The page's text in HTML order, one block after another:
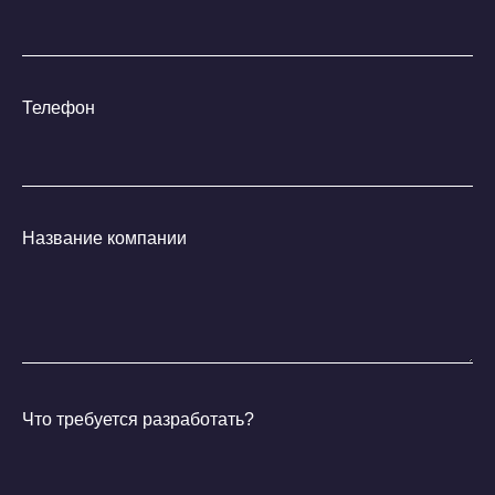
Телефон
Название компании
Что требуется разработать?
Мы защищаем твой